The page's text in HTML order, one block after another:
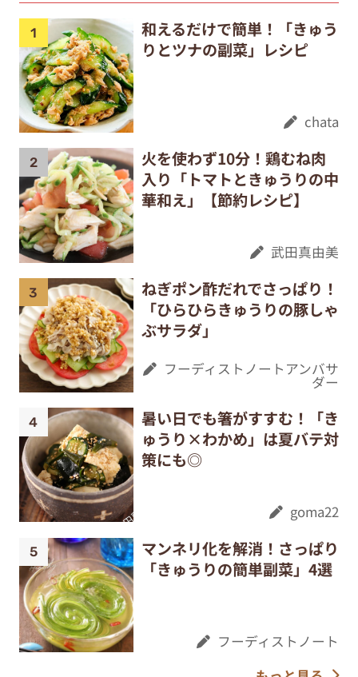
和えるだけで簡単！「きゅう
りとツナの副菜」レシピ
chata
火を使わず10分！鶏むね肉
入り「トマトときゅうりの中
華和え」【節約レシピ】
武田真由美
ねぎポン酢だれでさっぱり！
「ひらひらきゅうりの豚しゃ
ぶサラダ」
フーディストノートアンバサ
ダー
暑い日でも箸がすすむ！「き
ゅうり×わかめ」は夏バテ対
策にも◎
goma22
マンネリ化を解消！さっぱり
「きゅうりの簡単副菜」4選
フーディストノート